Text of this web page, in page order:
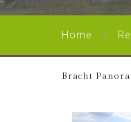
Home
Bracht